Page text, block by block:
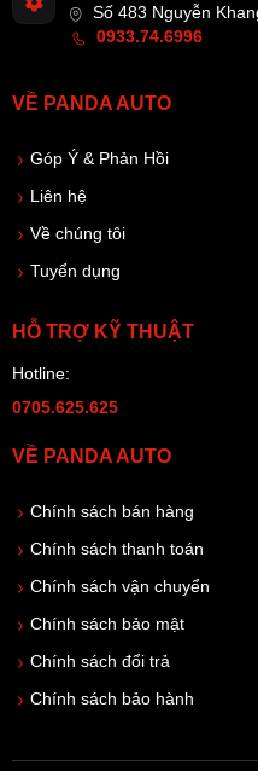
Số 483 Nguyễn
0933.74.6996
VỀ PANDA AUTO
Góp Ý & Phản Hồi
Liên hệ
Về chúng tôi
Tuyển dụng
HỖ TRỢ KỸ THUẬT
Hotline:
0705.625.625
VỀ PANDA AUTO
Chính sách bán hàng
Chính sách thanh toán
Chính sách vận chuyển
Chính sách bảo mật
Chính sách đổi trả
Chính sách bảo hành